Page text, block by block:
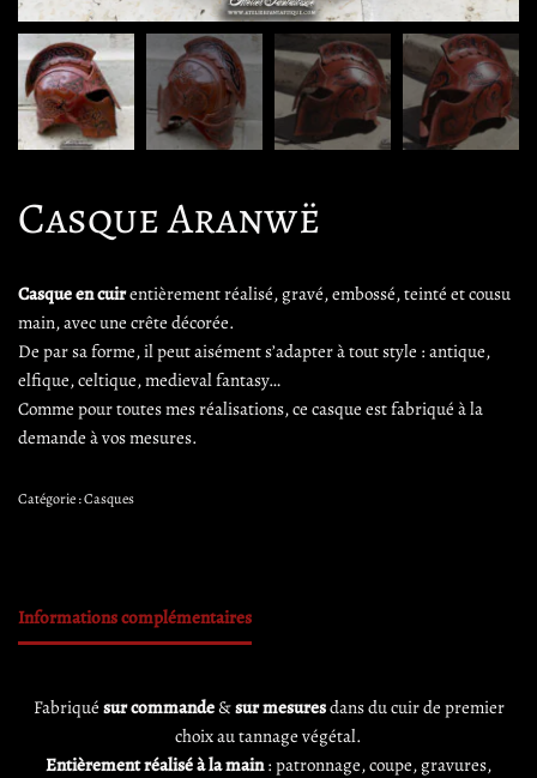
Casque Aranwë
Casque en cuirentièrement réalisé, gravé, embossé, teinté et cousu
main, avec une crête décorée.
De par sa forme, il peut aisément s’adapter à tout style : antique,
elfique, celtique, medieval fantasy…
Comme pour toutes mes réalisations, ce casque est fabriqué à la
demande à vos mesures.
Catégorie :Casques
Informations complémentaires
Fabriqué sur commande&sur mesuresdans du cuir de premier
choix au tannage végétal.
Entièrement réalisé à la main: patronnage, coupe, gravures,